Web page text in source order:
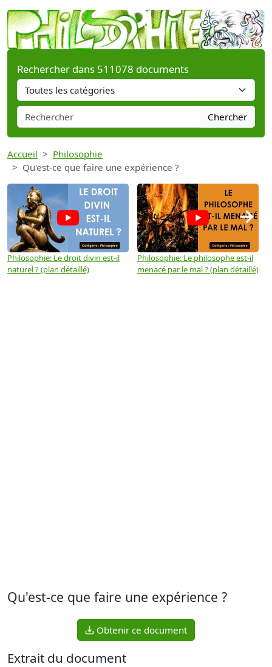
Rechercher dans 511078 documents
Chercher
Accueil
Philosophie
Qu'est-ce que faire une expérience ?
Philosophie: Le droit divin est-il
naturel ? (plan détaillé)
Philosophie: Le philosophe est-il
menacé par le mal ? (plan détaillé)
→
Qu'est-ce que faire une expérience ?
Obtenir ce document
Extrait du document